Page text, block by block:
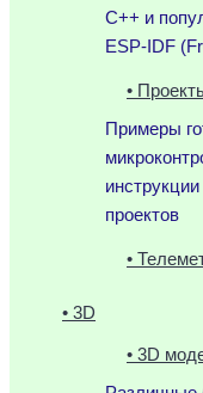
C++ и
ESP-IDF
•
Примеры
проектов
•
• 3D
• 3D